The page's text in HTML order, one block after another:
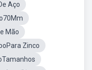
Aço
Mão
Zinco